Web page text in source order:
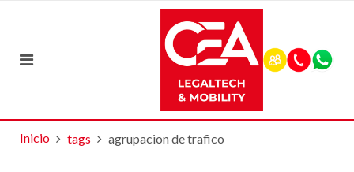
Inicio tags agrupacion de trafico